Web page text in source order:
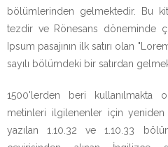
bölümlerinden gelmektedir. Bu
tezdir ve Rönesans döneminde
Ipsum pasajının ilk satırı olan
sayılı bölümdeki bir satırdan
1500'lerden beri kullanılmakta
metinleri ilgilenenler için yeniden
yazılan 1.10.32 ve 1.10.33